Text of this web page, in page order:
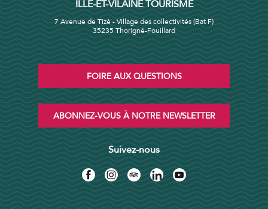
ILLE-ET-VILAINE TOURISME
7 Avenue de Tizé - Village des collectivités (Bat F)
35235 Thorigné-Fouillard
FOIRE AUX QUESTIONS
ABONNEZ-VOUS À NOTRE NEWSLETTER
Suivez-nous